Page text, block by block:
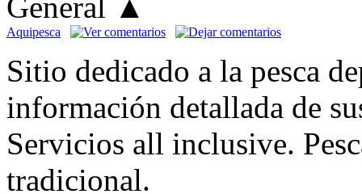
Aquipesca
Sitio dedicado a la pesca
información detallada de
Servicios all inclusive.
tradicional.